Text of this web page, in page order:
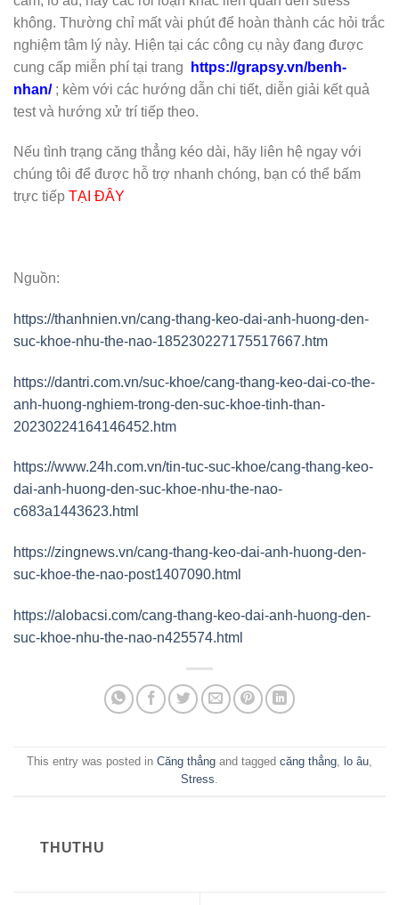
không. Thường chỉ mất vài phút để hoàn thành các hỏi trắc
nghiệm tâm lý này. Hiện tại các công cụ này đang được
cung cấp miễn phí tại trang
https://grapsy.vn/benh-
nhan/ ; kèm với các hướng dẫn chi tiết, diễn giải kết quả
test và hướng xử trí tiếp theo.
Nếu tình trạng căng thẳng kéo dài, hãy liên hệ ngay với
chúng tôi để được hỗ trợ nhanh chóng, bạn có thể bấm
trực tiếp TẠI ĐÂY
Nguồn:
https://thanhnien.vn/cang-thang-keo-dai-anh-huong-den-
suc-khoe-nhu-the-nao-185230227175517667.htm
https://dantri.com.vn/suc-khoe/cang-thang-keo-dai-co-the-
anh-huong-nghiem-trong-den-suc-khoe-tinh-than-
20230224164146452.htm
https://www.24h.com.vn/tin-tuc-suc-khoe/cang-thang-keo-
dai-anh-huong-den-suc-khoe-nhu-the-nao-
c683a1443623.html
https://zingnews.vn/cang-thang-keo-dai-anh-huong-den-
suc-khoe-the-nao-post1407090.html
https://alobacsi.com/cang-thang-keo-dai-anh-huong-den-
suc-khoe-nhu-the-nao-n425574.html
This entry was posted in Căng thẳng and tagged căng thẳng, lo âu,
Stress.
THUTHU